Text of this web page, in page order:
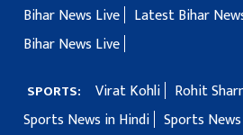
Bihar News Live
Latest Bihar
Bihar News Live
SPORTS: Virat Kohli
Rohit
Sports News in Hindi Sports